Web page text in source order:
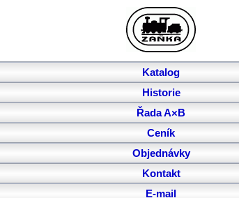
Katalog
Historie
Řada A×B
Ceník
Objednávky
Kontakt
E-mail